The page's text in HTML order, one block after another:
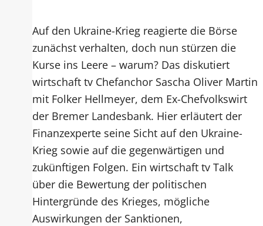
Auf den Ukraine-Krieg reagierte die Börse
zunächst verhalten, doch nun stürzen die
Kurse ins Leere – warum? Das diskutiert
wirtschaft tv Chefanchor Sascha Oliver Martin
mit Folker Hellmeyer, dem Ex-Chefvolkswirt
der Bremer Landesbank. Hier erläutert der
Finanzexperte seine Sicht auf den Ukraine-
Krieg sowie auf die gegenwärtigen und
zukünftigen Folgen. Ein wirtschaft tv Talk
über die Bewertung der politischen
Hintergründe des Krieges, mögliche
Auswirkungen der Sanktionen,